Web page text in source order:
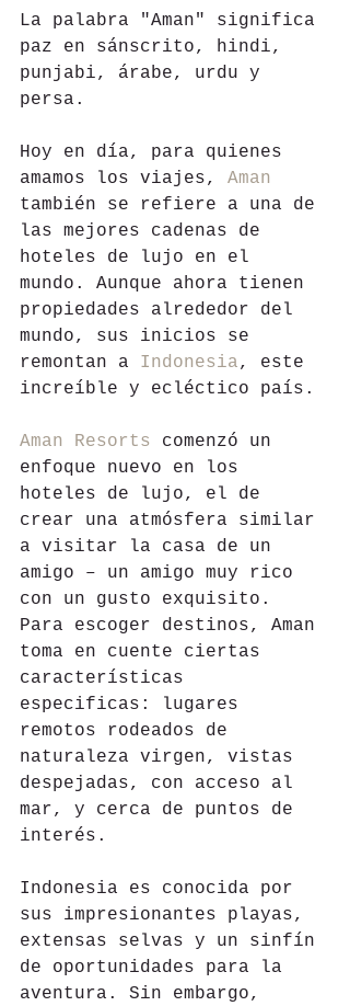
La palabra "Aman" significa
paz en sánscrito, hindi,
punjabi, árabe, urdu y
persa.
Hoy en día, para quienes
amamos los viajes, Aman
también se refiere a una de
las mejores cadenas de
hoteles de lujo en el
mundo. Aunque ahora tienen
propiedades alrededor del
mundo, sus inicios se
remontan a Indonesia, este
increíble y ecléctico país.
Aman Resorts comenzó un
enfoque nuevo en los
hoteles de lujo, el de
crear una atmósfera similar
a visitar la casa de un
amigo – un amigo muy rico
con un gusto exquisito.
Para escoger destinos, Aman
toma en cuente ciertas
características
especificas: lugares
remotos rodeados de
naturaleza virgen, vistas
despejadas, con acceso al
mar, y cerca de puntos de
interés.
Indonesia es conocida por
sus impresionantes playas,
extensas selvas y un sinfín
de oportunidades para la
aventura. Sin embargo,